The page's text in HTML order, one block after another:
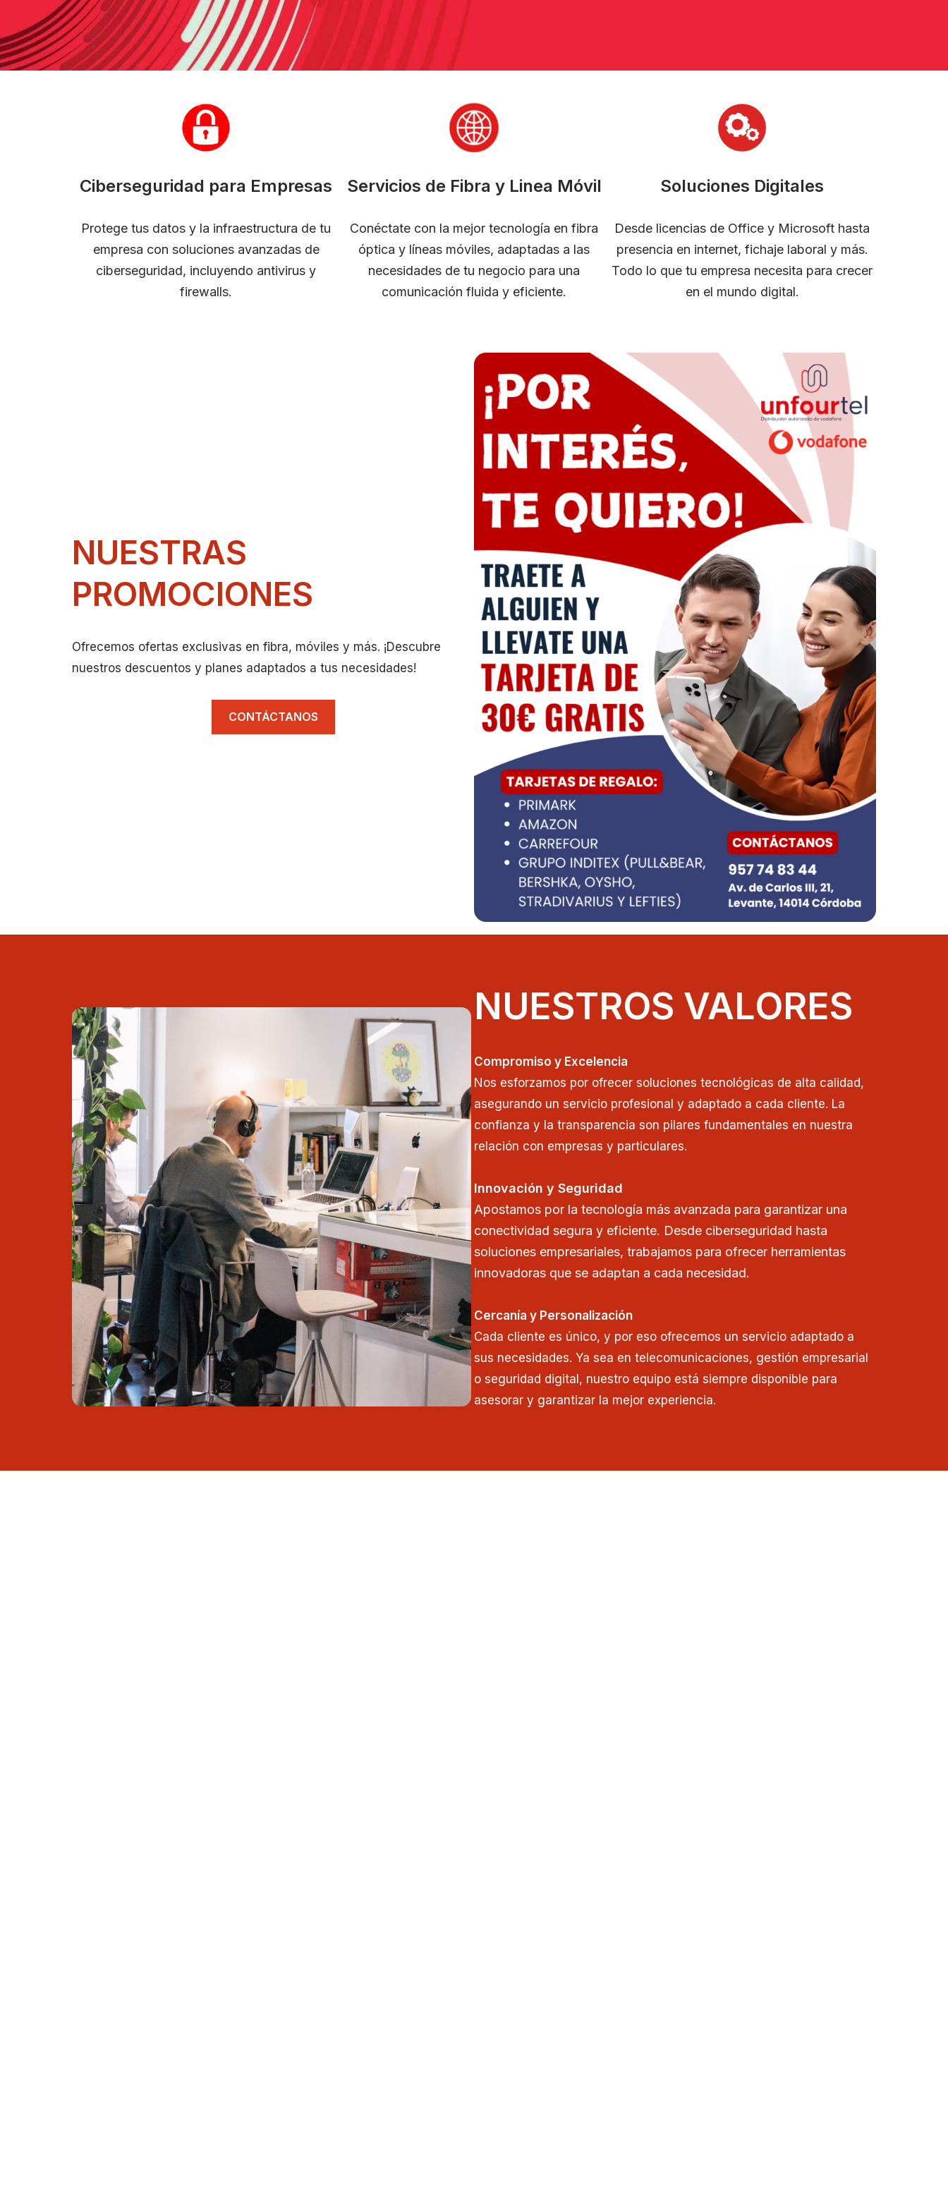
Ciberseguridad para Empresas
Protege tus datos y la infraestructura de tu
empresa con soluciones avanzadas de
ciberseguridad, incluyendo antivirus y
firewalls.
Servicios de Fibra y Linea Móvil
Conéctate con la mejor tecnología en fibra
óptica y líneas móviles, adaptadas a las
necesidades de tu negocio para una
comunicación fluida y eficiente.
Soluciones Digitales
Desde licencias de Office y Microsoft hasta
presencia en internet, fichaje laboral y más.
Todo lo que tu empresa necesita para crecer
en el mundo digital.
NUESTRAS
PROMOCIONES
Ofrecemos ofertas exclusivas en fibra, móviles y más. ¡Descubre
nuestros descuentos y planes adaptados a tus necesidades!
CONTÁCTANOS
NUESTROS VALORES
Compromiso y Excelencia
Nos esforzamos por ofrecer soluciones tecnológicas de alta calidad,
asegurando un servicio profesional y adaptado a cada cliente. La
confianza y la transparencia son pilares fundamentales en nuestra
relación con empresas y particulares.
Innovación y Seguridad
Apostamos por la tecnología más avanzada para garantizar una
conectividad segura y eficiente. Desde ciberseguridad hasta
soluciones empresariales, trabajamos para ofrecer herramientas
innovadoras que se adaptan a cada necesidad.
Cercanía y Personalización
Cada cliente es único, y por eso ofrecemos un servicio adaptado a
sus necesidades. Ya sea en telecomunicaciones, gestión empresarial
o seguridad digital, nuestro equipo está siempre disponible para
asesorar y garantizar la mejor experiencia.